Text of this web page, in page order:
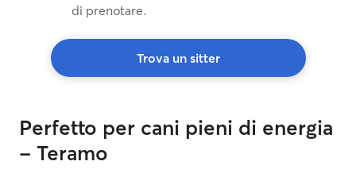
di prenotare.
Trova un sitter
Perfetto per cani pieni di energia
- Teramo